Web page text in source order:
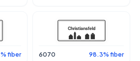
fiber 6070 98.3% fiber